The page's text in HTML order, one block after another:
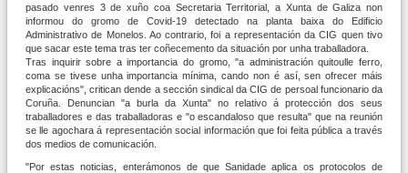
pasado venres 3 de xuño coa Secretaria Territorial, a Xunta de Galiza non
informou do gromo de Covid-19 detectado na planta baixa do Edificio
Administrativo de Monelos. Ao contrario, foi a representación da CIG quen tivo
que sacar este tema tras ter coñecemento da situación por unha traballadora.
Tras inquirir sobre a importancia do gromo, "a administración quitoulle ferro,
coma se tivese unha importancia mínima, cando non é así, sen ofrecer máis
explicacións", critican dende a sección sindical da CIG de persoal funcionario da
Coruña. Denuncian "a burla da Xunta" no relativo á protección dos seus
traballadores e das traballadoras e "o escandaloso que resulta" que na reunión
se lle agochara á representación social información que foi feita pública a través
dos medios de comunicación.
"Por estas noticias, enterámonos de que Sanidade aplica os protocolos de